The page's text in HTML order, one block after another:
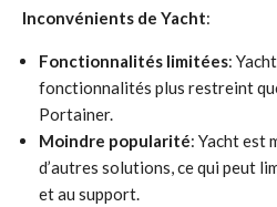
Inconvénients de Yacht:
Fonctionnalités limitées:
fonctionnalités plus restreint
Portainer.
Moindre popularité: Yacht est
d’autres solutions, ce qui peut
et au support.